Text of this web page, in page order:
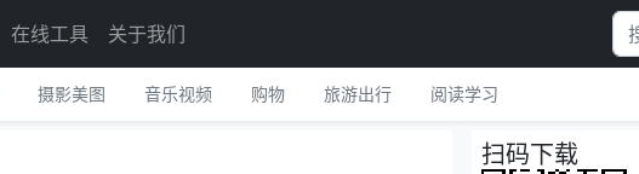
在线工具 关于我们
摄影美图 音乐视频 购物 旅游出行 阅读学习
扫码下载